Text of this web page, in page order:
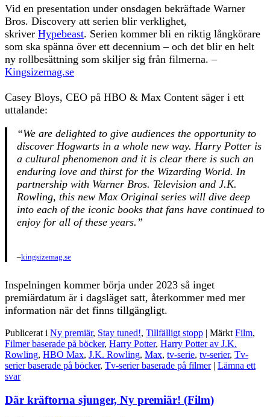
Vid en presentation under onsdagen bekräftade Warner
Bros. Discovery att serien blir verklighet,
skriver Hypebeast. Serien kommer bli en riktig långkörare
som ska spänna över ett decennium – och det blir en helt
ny rollbesättning som skiljer sig från filmerna. –
Kingsizemag.se
Casey Bloys, CEO på HBO & Max Content säger i ett
uttalande:
“We are delighted to give audiences the opportunity to
discover Hogwarts in a whole new way. Harry Potter is
a cultural phenomenon and it is clear there is such an
enduring love and thirst for the Wizarding World. In
partnership with Warner Bros. Television and J.K.
Rowling, this new Max Original series will dive deep
into each of the iconic books that fans have continued to
enjoy for all of these years.”
–kingsizemag.se
Inspelningen kommer börja under 2023 så inget
premiärdatum är i dagsläget satt, återkommer med mer
information när det finns tillgängligt.
Publicerat i Ny premiär, Stay tuned!, Tillfälligt stopp | Märkt Film,
Filmer baserade på böcker, Harry Potter, Harry Potter av J.K.
Rowling, HBO Max, J.K. Rowling, Max, tv-serie, tv-serier, Tv-
serier baserade på böcker, Tv-serier baserade på filmer | Lämna ett
svar
Där kräftorna sjunger, Ny premiär! (Film)